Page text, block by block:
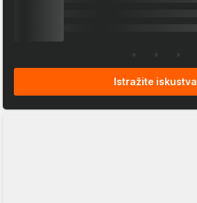
Istražite iskustva